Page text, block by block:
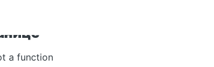
a function